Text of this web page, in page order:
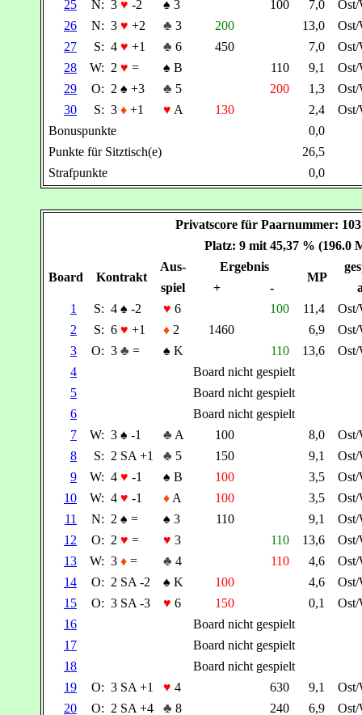
25 N: 3 ♥ -2 ♠ 3 100 7,0
26
N: 3 ♥ +2 ♣ 3 200 13,0
27
S: 4 ♥ +1 ♣ 6 450 7,0
28
W: 2 ♥ = ♠ B 110 9,1
29
O: 2 ♠ +3 ♣ 5 200 1,3
30
S: 3 ♦ +1 ♥ A 130 2,4
Bonuspunkte
0,0
Punkte für Sitztisch(e)
26,5
Strafpunkte
0,0
Privatscore für Paarnummer:
Platz: 9 mit 45,37 % (196.0
Board Kontrakt
Aus- Ergebnis
MP
spiel
+ -
1
S: 4 ♠ -2 ♥ 6 100 11,4
2
S: 6 ♥ +1 ♦ 2 1460 6,9
3
O: 3 ♣ = ♠ K 110 13,6
4
Board nicht gespielt
5
Board nicht gespielt
6
Board nicht gespielt
7
W: 3 ♠ -1 ♣ A 100 8,0
8
S: 2 SA +1 ♣ 5 150 9,1
9
W: 4 ♥ -1 ♠ B 100 3,5
10
W: 4 ♥ -1 ♦ A 100 3,5
11
N: 2 ♠ = ♠ 3 110 9,1
12
O: 2 ♥ = ♥ 3 110 13,6
13
W: 3 ♦ = ♣ 4 110 4,6
14
O: 2 SA -2 ♠ K 100 4,6
15
O: 3 SA -3 ♥ 6 150 0,1
16
Board nicht gespielt
17
Board nicht gespielt
18
Board nicht gespielt
19
O: 3 SA +1 ♥ 4 630 9,1
20
O: 2 SA +4 ♣ 8 240 6,9